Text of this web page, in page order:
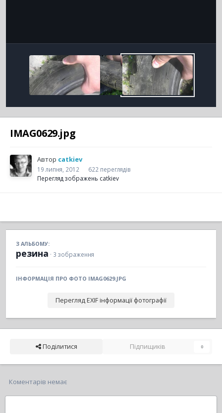
IMAG0629.jpg
Автор catkiev
19 липня, 2012
622 переглядів
Перегляд зображень catkiev
З АЛЬБОМУ:
резина · 3 зображення
ІНФОРМАЦІЯ ПРО ФОТО IMAG0629.JPG
Перегляд EXIF інформації фотографії
Поділитися Підпищиків 0
Коментарів немає